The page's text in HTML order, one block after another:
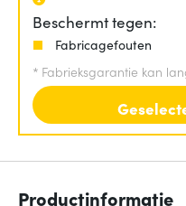
Beschermt tegen:
Fabricagefouten
* Fabrieksgarantie kan
Productinformatie